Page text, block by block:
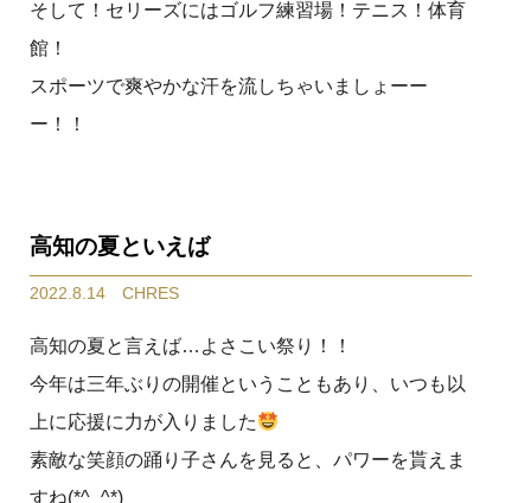
そして！セリーズにはゴルフ練習場！テニス！体育
館！
スポーツで爽やかな汗を流しちゃいましょーー
ー！！
高知の夏といえば
2022.8.14 CHRES
高知の夏と言えば…よさこい祭り！！
今年は三年ぶりの開催ということもあり、いつも以
上に応援に力が入りました
素敵な笑顔の踊り子さんを見ると、パワーを貰えま
すね(*^_^*)